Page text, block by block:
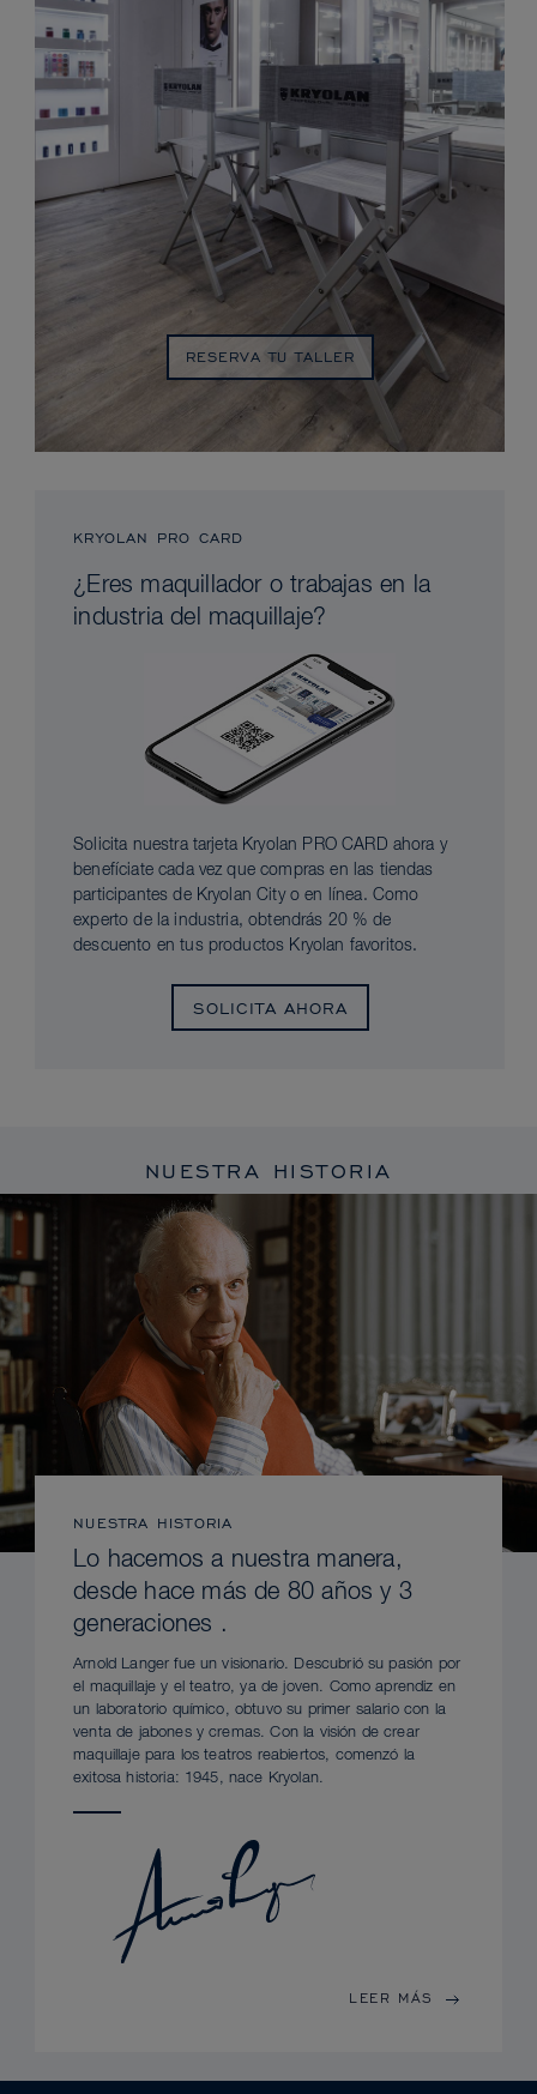
RESERVA TU TALLER
KRYOLAN PRO CARD
¿Eres maquillador o trabajas en la
industria del maquillaje?
Solicita nuestra tarjeta Kryolan PRO CARD ahora y
benefíciate cada vez que compras en las tiendas
participantes de Kryolan City o en línea. Como
experto de la industria, obtendrás 20 % de
descuento en tus productos Kryolan favoritos.
SOLICITA AHORA
NUESTRA HISTORIA
NUESTRA HISTORIA
Lo hacemos a nuestra manera,
desde hace más de 80 años y 3
generaciones .
Arnold Langer fue un visionario. Descubrió su pasión por
el maquillaje y el teatro, ya de joven. Como aprendiz en
un laboratorio químico, obtuvo su primer salario con la
venta de jabones y cremas. Con la visión de crear
maquillaje para los teatros reabiertos, comenzó la
exitosa historia: 1945, nace Kryolan.
LEER MÁS